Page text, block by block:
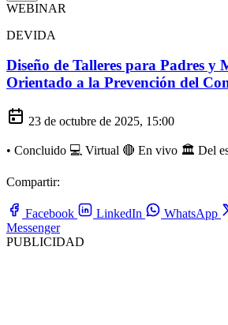
WEBINAR
DEVIDA
Diseño de Talleres para Padres y
Orientado a la Prevención del
23 de octubre de 2025, 15:00
• Concluido 💻 Virtual 🔴 En vivo 🏛️ Del
Compartir:
Facebook LinkedIn WhatsApp
Messenger
PUBLICIDAD